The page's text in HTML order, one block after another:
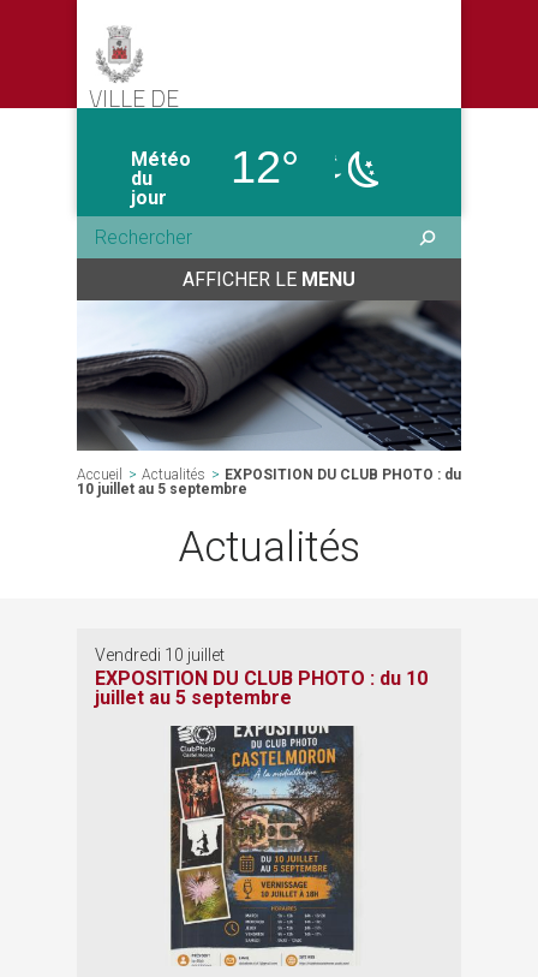
VILLE DE
Météo
du
jour
12°
AFFICHER LE MENU
Accueil > Actualités > EXPOSITION DU CLUB PHOTO : du
10 juillet au 5 septembre
Actualités
Vendredi 10 juillet
EXPOSITION DU CLUB PHOTO : du 10
juillet au 5 septembre